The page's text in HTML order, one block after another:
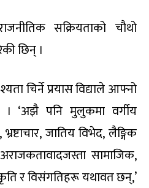
सक्रियताको चौथो
छिन् ।
चिर्ने प्रयास विद्याले आफ्नो
। ‘अझै पनि मुलुकमा वर्गीय
जातिय विभेद, लैङ्गिक
सामाजिक,
र विसंगतिहरू यथावत छन्,’